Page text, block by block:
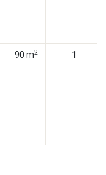
90 m2 1